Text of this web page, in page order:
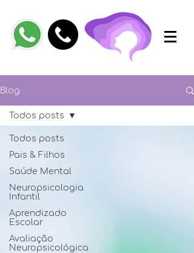
Blog
Todos posts
Pais & Filhos
Saúde Mental
Neuropsicologia
Infantil
Aprendizado
Escolar
Avaliação
Neuropsicológica
Todos posts